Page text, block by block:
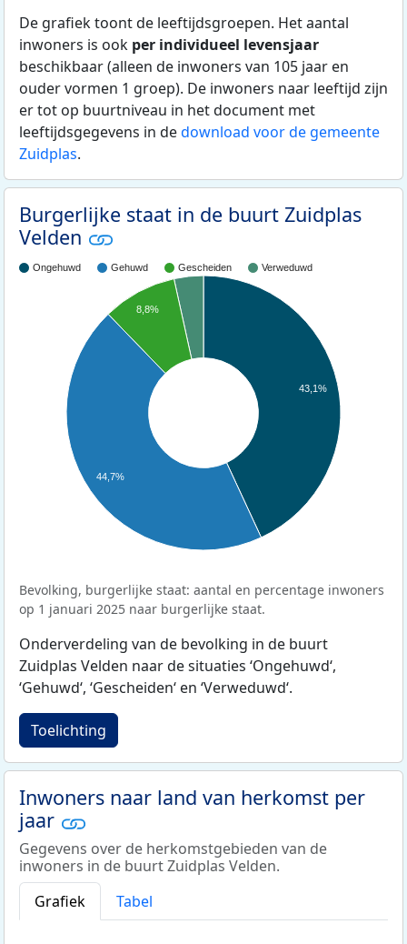
De grafiek toont de leeftijdsgroepen. Het aantal
inwoners is ook per individueel levensjaar
beschikbaar (alleen de inwoners van 105 jaar en
ouder vormen 1 groep). De inwoners naar leeftijd zijn
er tot op buurtniveau in het document met
leeftijdsgegevens in dedownload voor de gemeente
Zuidplas.
Burgerlijke staat in de buurt Zuidplas
Velden
Ongehuwd Gehuwd Gescheiden Verweduwd
43,1%
8,8%
44,7%
Bevolking, burgerlijke staat: aantal en percentage inwoners
op 1 januari 2025 naar burgerlijke staat.
Onderverdeling van de bevolking in de buurt
Zuidplas Velden naar de situaties ‘Ongehuwd‘,
‘Gehuwd‘, ‘Gescheiden‘ en ‘Verweduwd‘.
Toelichting
Inwoners naar land van herkomst per
jaar
Gegevens over de herkomstgebieden van de
inwoners in de buurt Zuidplas Velden.
Grafiek
Tabel